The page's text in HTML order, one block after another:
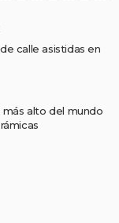
calle asistidas en
más alto del mundo